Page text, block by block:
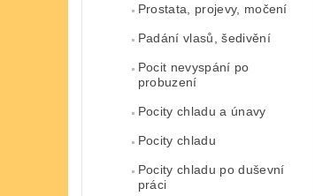
Prostata, projevy, močení
Padání vlasů, šedivění
Pocit nevyspání po
probuzení
Pocity chladu a únavy
Pocity chladu
Pocity chladu po duševní
práci